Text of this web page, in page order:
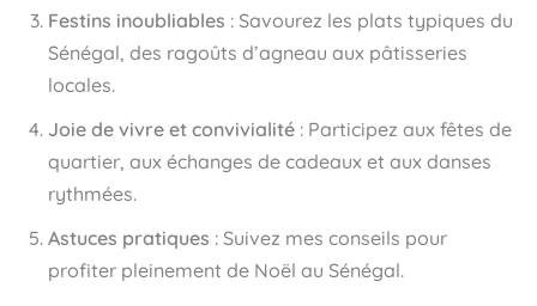
Festins inoubliables : Savourez les plats typiques du
Sénégal, des ragoûts d’agneau aux pâtisseries
locales.
Joie de vivre et convivialité : Participez aux fêtes de
quartier, aux échanges de cadeaux et aux danses
rythmées.
Astuces pratiques : Suivez mes conseils pour
profiter pleinement de Noël au Sénégal.